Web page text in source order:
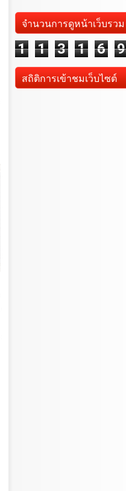
จำนวนการดูหน้าเว็บรวม
1 1 3 1 6 9
สถิติการเข้าชมเว็บไซต์